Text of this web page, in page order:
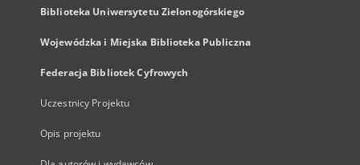
Biblioteka Uniwersytetu Zielonogórskiego
Wojewódzka i Miejska Biblioteka Publiczna
Federacja Bibliotek Cyfrowych
Uczestnicy Projektu
Opis projektu